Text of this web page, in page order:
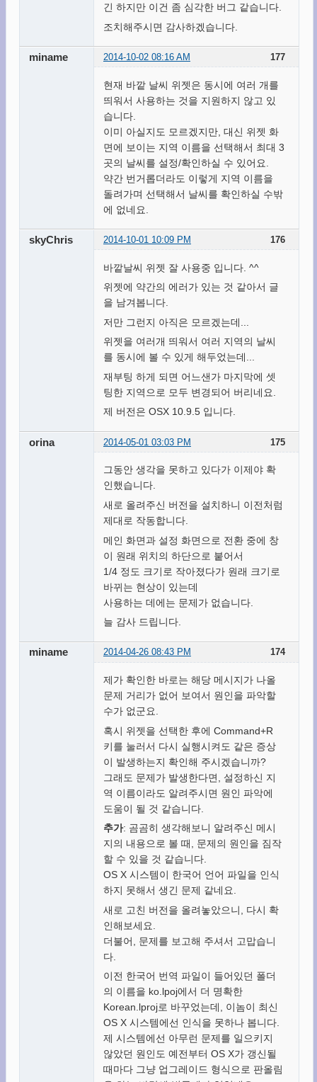
긴 하지만 이건 좀 심각한 버그 같습니다.
조치해주시면 감사하겠습니다.
177
miname 2014-10-02 08:16 AM
현재 바깥 날씨 위젯은 동시에 여러 개를
띄워서 사용하는 것을 지원하지 않고 있
습니다.
이미 아실지도 모르겠지만, 대신 위젯 화
면에 보이는 지역 이름을 선택해서 최대 3
곳의 날씨를 설정/확인하실 수 있어요.
약간 번거롭더라도 이렇게 지역 이름을
돌려가며 선택해서 날씨를 확인하실 수밖
에 없네요.
176
skyChris 2014-10-01 10:09 PM
바깥날씨 위젯 잘 사용중 입니다. ^^
위젯에 약간의 에러가 있는 것 같아서 글
을 남겨봅니다.
저만 그런지 아직은 모르겠는데...
위젯을 여러개 띄워서 여러 지역의 날씨
를 동시에 볼 수 있게 해두었는데...
재부팅 하게 되면 어느샌가 마지막에 셋
팅한 지역으로 모두 변경되어 버리네요.
제 버전은 OSX 10.9.5 입니다.
175
orina 2014-05-01 03:03 PM
그동안 생각을 못하고 있다가 이제야 확
인했습니다.
새로 올려주신 버전을 설치하니 이전처럼
제대로 작동합니다.
메인 화면과 설정 화면으로 전환 중에 창
이 원래 위치의 하단으로 붙어서
1/4 정도 크기로 작아졌다가 원래 크기로
바뀌는 현상이 있는데
사용하는 데에는 문제가 없습니다.
늘 감사 드립니다.
174
miname 2014-04-26 08:43 PM
제가 확인한 바로는 해당 메시지가 나올
문제 거리가 없어 보여서 원인을 파악할
수가 없군요.
혹시 위젯을 선택한 후에 Command+R
키를 눌러서 다시 실행시켜도 같은 증상
이 발생하는지 확인해 주시겠습니까?
그래도 문제가 발생한다면, 설정하신 지
역 이름이라도 알려주시면 원인 파악에
도움이 될 것 같습니다.
추가: 곰곰히 생각해보니 알려주신 메시
지의 내용으로 볼 때, 문제의 원인을 짐작
할 수 있을 것 같습니다.
OS X 시스템이 한국어 언어 파일을 인식
하지 못해서 생긴 문제 같네요.
새로 고친 버전을 올려놓았으니, 다시 확
인해보세요.
더불어, 문제를 보고해 주셔서 고맙습니
다.
이전 한국어 번역 파일이 들어있던 폴더
의 이름을 ko.lpoj에서 더 명확한
Korean.lproj로 바꾸었는데, 이놈이 최신
OS X 시스템에선 인식을 못하나 봅니다.
제 시스템에선 아무런 문제를 일으키지
않았던 원인도 예전부터 OS X가 갱신될
때마다 그냥 업그레이드 형식으로 판올림